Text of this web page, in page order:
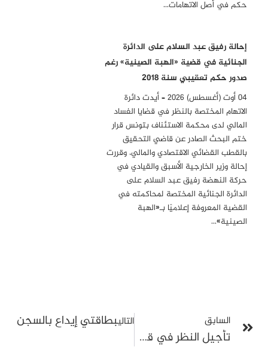
حكم في أصل الاتهامات…
إحالة رفيق عبد السلام على الدائرة
الجنائية في قضية «الهبة الصينية» رغم
صدور حكم تعقيبي سنة 2018
04 أوت (أغسطس) 2026 – أيدت دائرة
الاتهام المختصة بالنظر في قضايا الفساد
المالي لدى محكمة الاستئناف بتونس قرار
ختم البحث الصادر عن قاضي التحقيق
بالقطب القضائي الاقتصادي والمالي، وقررت
إحالة وزير الخارجية الأسبق والقيادي في
حركة النهضة رفيق عبد السلام على
الدائرة الجنائية المختصة لمحاكمته في
القضية المعروفة إعلاميًا بـ«الهبة
الصينية»…
السابق
تأجيل النظر في قضية “المسامرة الرمضانية”: مواصلة تجريم الخطاب السياسي وتآكل ضمانات المحاكمة العادلة
التاليبطاقتي إيداع بالسجن